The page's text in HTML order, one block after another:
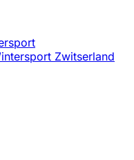
Zwitserland